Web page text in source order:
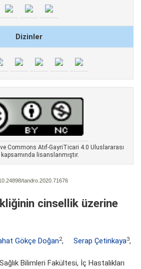
Dizinler
Commons Atıf-GayriTicari 4.0 Uluslararası
kapsamında lisanslanmıştır.
tandro.2020.71676
cinsellik üzerine
Gökçe Doğan2, Serap Çetinkaya3,
Bilimleri Fakültesi, İç Hastalıkları